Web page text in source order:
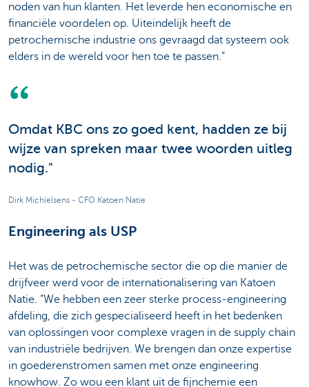
noden van hun klanten. Het leverde hen economische en
financiële voordelen op. Uiteindelijk heeft de
petrochemische industrie ons gevraagd dat systeem ook
elders in de wereld voor hen toe te passen.”
Omdat KBC ons zo goed kent, hadden ze bij
wijze van spreken maar twee woorden uitleg
nodig."
Dirk Michielsens - CFO Katoen Natie
Engineering als USP
Het was de petrochemische sector die op die manier de
drijfveer werd voor de internationalisering van Katoen
Natie. “We hebben een zeer sterke process-engineering
afdeling, die zich gespecialiseerd heeft in het bedenken
van oplossingen voor complexe vragen in de supply chain
van industriële bedrijven. We brengen dan onze expertise
in goederenstromen samen met onze engineering
knowhow. Zo wou een klant uit de fijnchemie een